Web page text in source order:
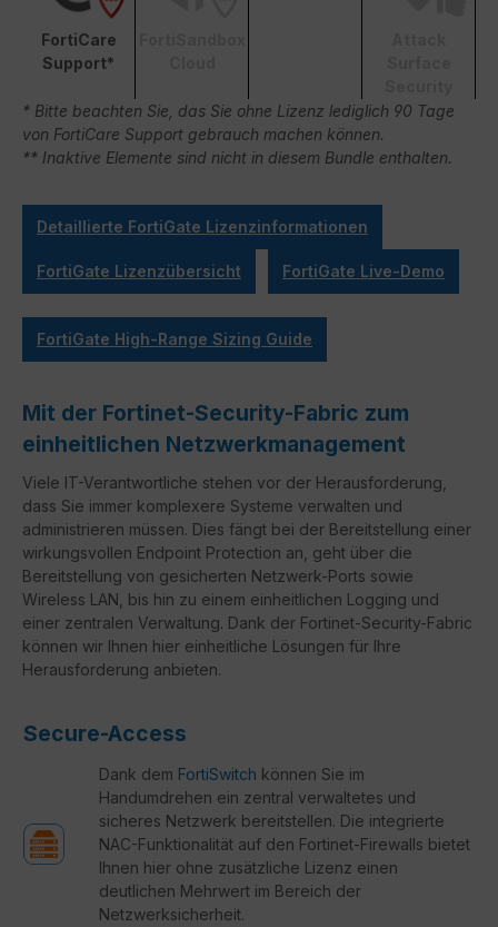
FortiCare
Support*
* Bitte beachten Sie, das Sie ohne Lizenz lediglich 90 Tage
von FortiCare Support gebrauch machen können.
** Inaktive Elemente sind nicht in diesem Bundle enthalten.
Detaillierte FortiGate Lizenzinformationen
FortiGate Lizenzübersicht FortiGate Live-Demo
FortiGate High-Range Sizing Guide
Mit der Fortinet-Security-Fabric zum
einheitlichen Netzwerkmanagement
Viele IT-Verantwortliche stehen vor der Herausforderung,
dass Sie immer komplexere Systeme verwalten und
administrieren müssen. Dies fängt bei der Bereitstellung einer
wirkungsvollen Endpoint Protection an, geht über die
Bereitstellung von gesicherten Netzwerk-Ports sowie
Wireless LAN, bis hin zu einem einheitlichen Logging und
einer zentralen Verwaltung. Dank der Fortinet-Security-Fabric
können wir Ihnen hier einheitliche Lösungen für Ihre
Herausforderung anbieten.
Secure-Access
Dank dem FortiSwitch können Sie im
Handumdrehen ein zentral verwaltetes und
sicheres Netzwerk bereitstellen. Die integrierte
NAC-Funktionalität auf den Fortinet-Firewalls bietet
Ihnen hier ohne zusätzliche Lizenz einen
deutlichen Mehrwert im Bereich der
Netzwerksicherheit.